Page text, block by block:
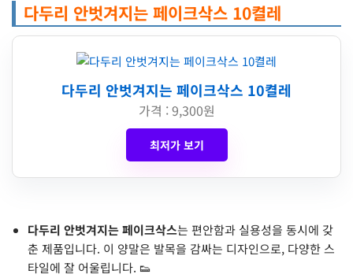
다두리 안벗겨지는 페이크삭스 10켤레
다두리 안벗겨지는 페이크삭스 10켤레
가격 : 9,300원
최저가 보기
다두리 안벗겨지는 페이크삭스는 편안함과 실용성을 동시에 갖
춘 제품입니다. 이 양말은 발목을 감싸는 디자인으로, 다양한 스
타일에 잘 어울립니다. 👟